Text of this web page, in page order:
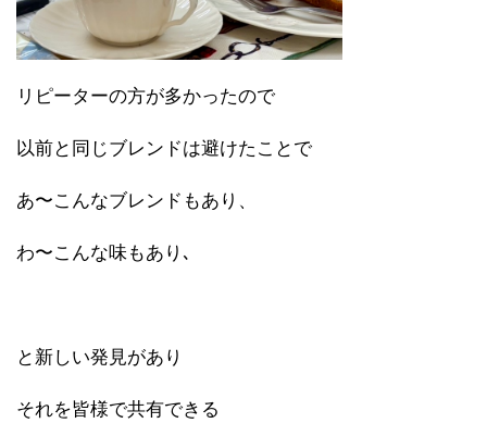
リピーターの方が多かったので
以前と同じブレンドは避けたことで
あ〜こんなブレンドもあり、
わ〜こんな味もあり､
と新しい発見があり
それを皆様で共有できる